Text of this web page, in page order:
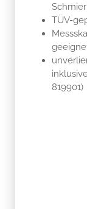
TÜV-
819901)